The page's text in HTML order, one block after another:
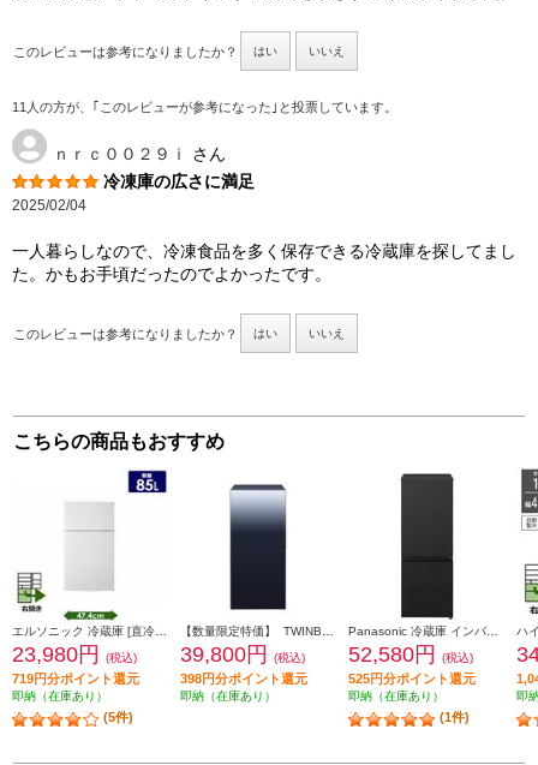
このレビューは参考になりましたか？ はい いいえ
11人の方が、｢このレビューが参考になった｣と投票しています。
ｎｒｃ００２９ｉ
さん
冷凍庫の広さに満足
2025/02/04
一人暮らしなので、冷凍食品を多く保存できる冷蔵庫を探してまし
た。かもお手頃だったのでよかったです。
このレビューは参考になりましたか？ はい いいえ
こちらの商品もおすすめ
23,980円 (税込)
719円分ポイント還元
即納（在庫あり）
(5件)
39,800円 (税込)
398円分ポイント還元
即納（在庫あり）
52,580円 (税込)
525円分ポイント還元
即納（在庫あり）
(1件)
即